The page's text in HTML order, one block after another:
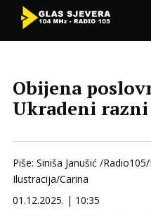
Obijena
Ukradeni
Piše: Siniša Janušić /
Ilustracija/Carina
01.12.2025. | 10:35